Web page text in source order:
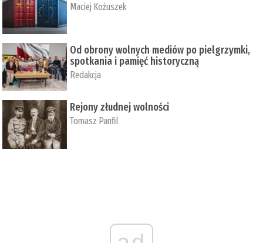
Maciej Kożuszek
Od obrony wolnych mediów po pielgrzymki,
spotkania i pamięć historyczną
Redakcja
Rejony złudnej wolności
Tomasz Panfil